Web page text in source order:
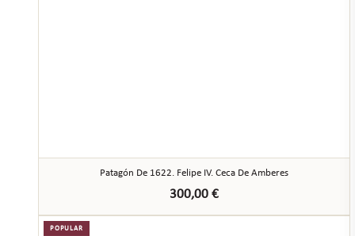
Patagón De 1622. Felipe IV. Ceca De Amberes
300,00 €
POPULAR